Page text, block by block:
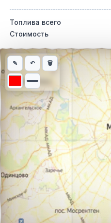
Топлива всего
Стоимость
Интерактивная карта
✎ ↶ 🗑